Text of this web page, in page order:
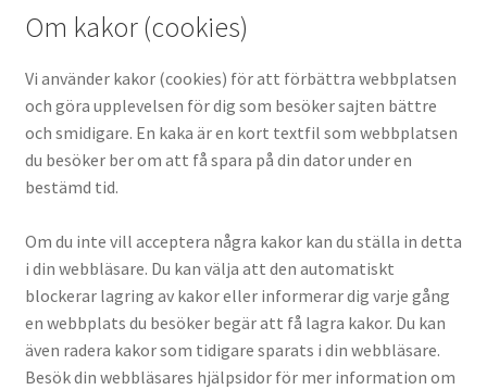
Om kakor (cookies)
Vi använder kakor (cookies) för att förbättra webbplatsen
och göra upplevelsen för dig som besöker sajten bättre
och smidigare. En kaka är en kort textfil som webbplatsen
du besöker ber om att få spara på din dator under en
bestämd tid.
Om du inte vill acceptera några kakor kan du ställa in detta
i din webbläsare. Du kan välja att den automatiskt
blockerar lagring av kakor eller informerar dig varje gång
en webbplats du besöker begär att få lagra kakor. Du kan
även radera kakor som tidigare sparats i din webbläsare.
Besök din webbläsares hjälpsidor för mer information om